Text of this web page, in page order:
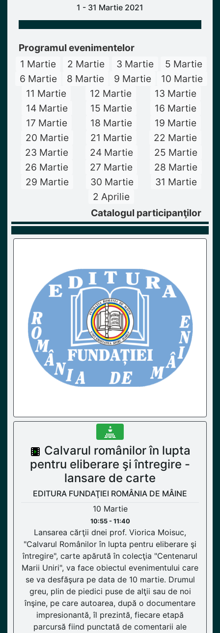
1 - 31 Martie 2021
Programul evenimentelor
1 Martie
2 Martie 3 Martie
5 Martie
6 Martie
8 Martie 9 Martie
10 Martie
11 Martie
12 Martie
13 Martie
14 Martie
15 Martie
16 Martie
17 Martie
18 Martie
19 Martie
20 Martie
21 Martie
22 Martie
23 Martie
24 Martie
25 Martie
26 Martie
27 Martie
28 Martie
29 Martie
30 Martie
31 Martie
2 Aprilie
Catalogul participanţilor
Calvarul românilor în lupta
pentru eliberare şi întregire -
lansare de carte
EDITURA FUNDAŢIEI ROMÂNIA DE MÂINE
10 Martie
10:55 - 11:40
Lansarea cărţii dnei prof. Viorica Moisuc,
"Calvarul Românilor în lupta pentru eliberare şi
întregire", carte apărută în colecţia "Centenarul
Marii Uniri", va face obiectul evenimentului care
se va desfăşura pe data de 10 martie. Drumul
greu, plin de piedici puse de alţii sau de noi
înşine, pe care autoarea, după o documentare
impresionantă, îl prezintă, fiecare etapă
parcursă fiind punctată de comentarii ale